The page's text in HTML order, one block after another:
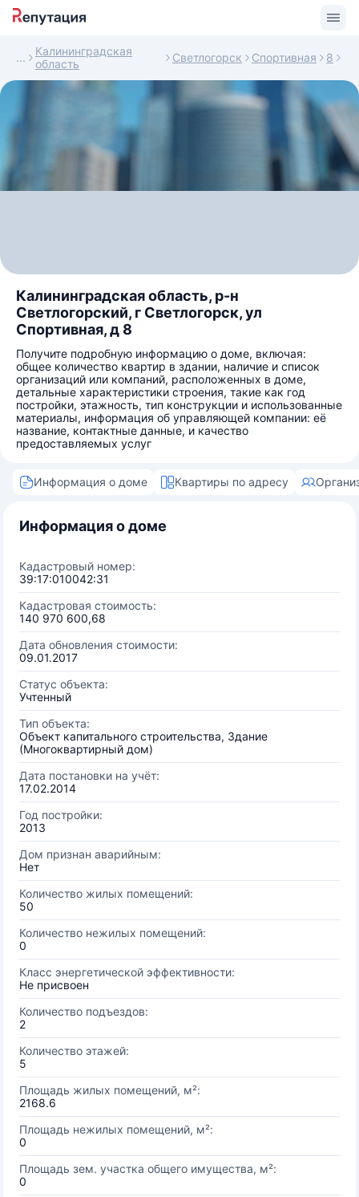
Калининградская
область
Светлогорск Спортивная 8
Калининградская область, р-н
Светлогорский, г Светлогорск, ул
Спортивная, д 8
Получите подробную информацию о доме, включая:
общее количество квартир в здании, наличие и список
организаций или компаний, расположенных в доме,
детальные характеристики строения, такие как год
постройки, этажность, тип конструкции и использованные
материалы, информация об управляющей компании: её
название, контактные данные, и качество
предоставляемых услуг
Информация о доме Квартиры по адресу
Информация о доме
Кадастровый номер:
39:17:010042:31
Кадастровая стоимость:
140 970 600,68
Дата обновления стоимости:
09.01.2017
Статус объекта:
Учтенный
Тип объекта:
Объект капитального строительства, Здание
(Многоквартирный дом)
Дата постановки на учёт:
17.02.2014
Год постройки:
2013
Дом признан аварийным:
Нет
Количество жилых помещений:
50
Количество нежилых помещений:
0
Класс энергетической эффективности:
Не присвоен
Количество подъездов:
2
Количество этажей:
5
Площадь жилых помещений, м²:
2168.6
Площадь нежилых помещений, м²:
0
Площадь зем. участка общего имущества, м²:
0